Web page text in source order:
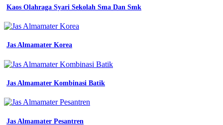
formal
casual
seragam
mitsubishi
showroom
kerja
seragam
Kaos Olahraga Syari Sekolah Sma Dan Smk
Jas Almamater Korea
Jas Almamater Kombinasi Batik
Jas Almamater Pesantren